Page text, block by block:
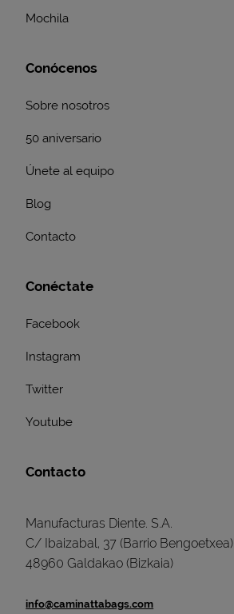
Mochila
Conócenos
Sobre nosotros
50 aniversario
Únete al equipo
Blog
Contacto
Conéctate
Facebook
Instagram
Twitter
Youtube
Contacto
Manufacturas Diente. S.A.
C/ Ibaizabal, 37 (Barrio Bengoetxea)
48960 Galdakao (Bizkaia)
info@caminattabags.com